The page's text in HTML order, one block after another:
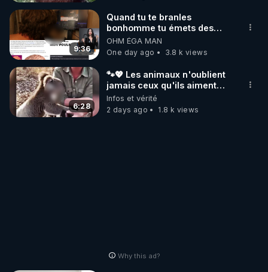
9:36
Quand tu te branles
bonhomme tu émets des
ondes ils ont juste omis de
t'expliquer
OHM ÉGA MAN
One day ago
3.8 k views
6:28
🐾💖 Les animaux n'oublient
jamais ceux qu'ils aiment…
🥹❤️
Infos et vérité
2 days ago
1.8 k views
Why this ad?